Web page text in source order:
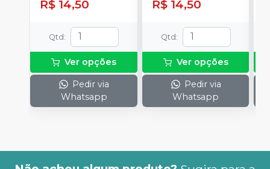
R$ 14,50
Qtd :
Ver opções
Pedir via
Whatsapp
R$ 14,50
Qtd :
Ver opções
Pedir via
Whatsapp